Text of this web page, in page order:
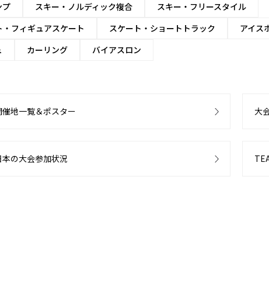
プ スキー・ノルディック複合
スキー・フリースタイル
・フィギュアスケート スケート・ショートトラック
アイス
カーリング バイアスロン
催地一覧＆ポスター 大
本の大会参加状況